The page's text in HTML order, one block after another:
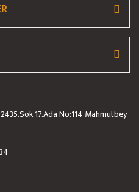
17.Ada No:114 Mahmutbey